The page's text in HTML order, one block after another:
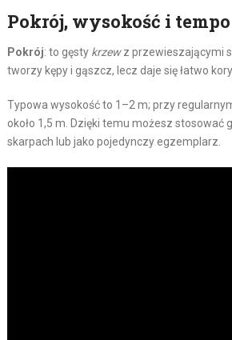
Pokrój, wysokość i
Pokrój: to gęsty krzewz przewieszającymi
tworzy kępy i gąszcz, lecz daje się łatwo
Typowa wysokość to 1–2 m; przy
około 1,5 m. Dzięki temu możesz stosować
skarpach lub jako pojedynczy egzemplarz.